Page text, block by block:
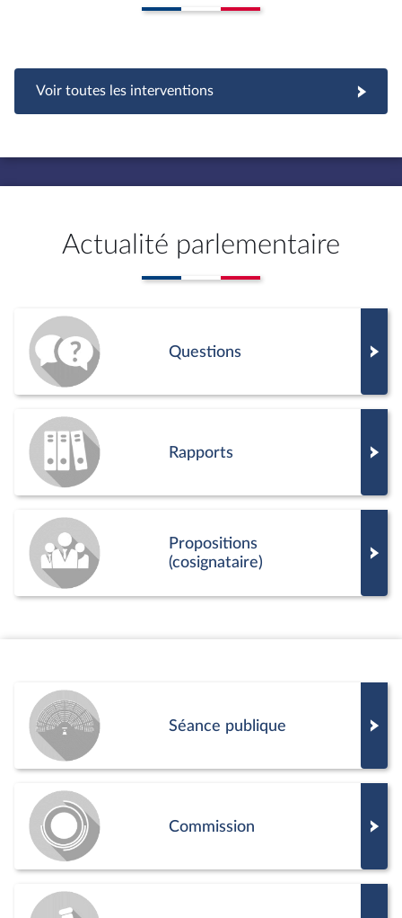
Voir toutes les interventions
Actualité parlementaire
Questions
Rapports
Propositions
(cosignataire)
Séance publique
Commission